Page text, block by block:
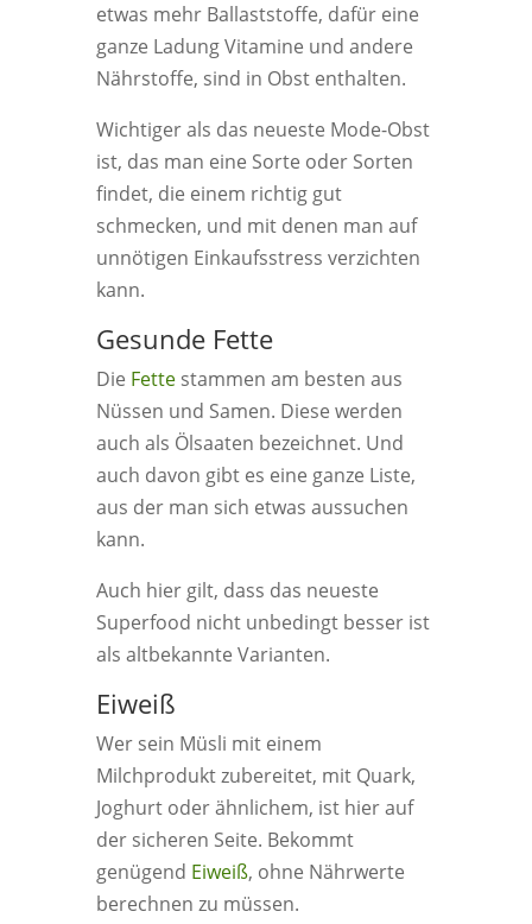
etwas mehr Ballaststoffe, dafür eine
ganze Ladung Vitamine und andere
Nährstoffe, sind in Obst enthalten.
Wichtiger als das neueste Mode-Obst
ist, das man eine Sorte oder Sorten
findet, die einem richtig gut
schmecken, und mit denen man auf
unnötigen Einkaufsstress verzichten
kann.
Gesunde Fette
Die Fettestammen am besten aus
Nüssen und Samen. Diese werden
auch als Ölsaaten bezeichnet. Und
auch davon gibt es eine ganze Liste,
aus der man sich etwas aussuchen
kann.
Auch hier gilt, dass das neueste
Superfood nicht unbedingt besser ist
als altbekannte Varianten.
Eiweiß
Wer sein Müsli mit einem
Milchprodukt zubereitet, mit Quark,
Joghurt oder ähnlichem, ist hier auf
der sicheren Seite. Bekommt
genügend Eiweiß, ohne Nährwerte
berechnen zu müssen.